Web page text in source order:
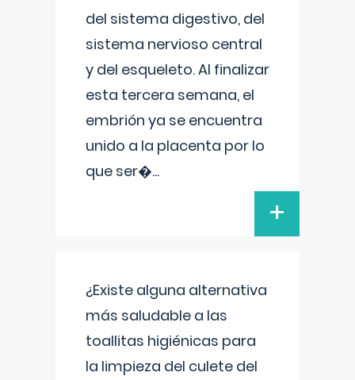
del sistema digestivo, del
sistema nervioso central
y del esqueleto. Al finalizar
esta tercera semana, el
embrión ya se encuentra
unido a la placenta por lo
que ser�...
+
¿Existe alguna alternativa
más saludable a las
toallitas higiénicas para
la limpieza del culete del